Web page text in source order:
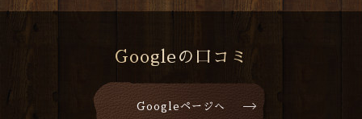
Googleの口コミ
Googleページへ